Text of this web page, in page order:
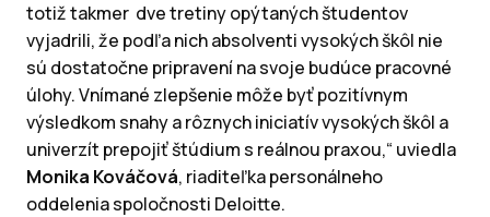
totiž takmer dve tretiny opýtaných študentov
vyjadrili, že podľa nich absolventi vysokých škôl nie
sú dostatočne pripravení na svoje budúce pracovné
úlohy. Vnímané zlepšenie môže byť pozitívnym
výsledkom snahy a rôznych iniciatív vysokých škôl a
univerzít prepojiť štúdium s reálnou praxou,“ uviedla
Monika Kováčová, riaditeľka personálneho
oddelenia spoločnosti Deloitte.